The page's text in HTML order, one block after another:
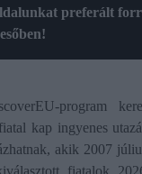
preferált
program
kap ingyenes
akik 2007